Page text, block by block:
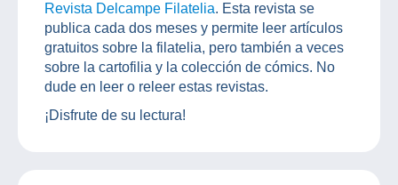
Revista Delcampe Filatelia. Esta revista se
publica cada dos meses y permite leer artículos
gratuitos sobre la filatelia, pero también a veces
sobre la cartofilia y la colección de cómics. No
dude en leer o releer estas revistas.
¡Disfrute de su lectura!